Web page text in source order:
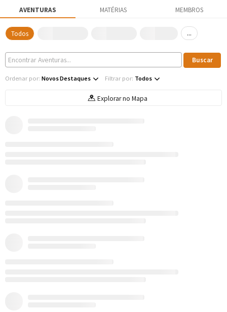
AVENTURAS MATÉRIAS MEMBROS
Todos ...
Ordenar por: Novos Destaques Filtrar por: Todos
Explorar no Mapa